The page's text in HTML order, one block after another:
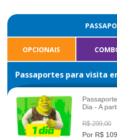
OPCIONAIS
Passaportes para visita
INFO
Dia - A
R$ 299,00
Por R$